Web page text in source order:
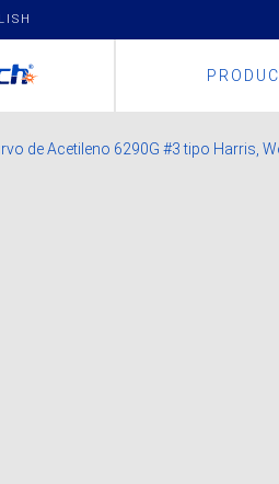
de Acetileno 6290G #3 tipo Harris,